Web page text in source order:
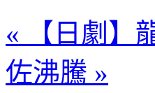
« 【日劇】
佐沸騰 »